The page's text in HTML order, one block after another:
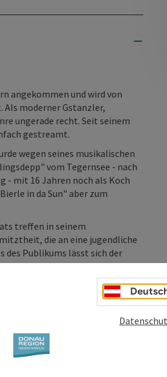
angekommen und wird von
moderner Gstanzler,
ungerade recht. Seit seinem
gestreamt.
wegen seines musikalischen
vom Tegernsee - nach
mit 16 Jahren noch als Koch
in da Sun" aber zum
treffen in seinem
die an eine jugendliche
des Publikums lässt sich der
was ihm das Leben und die
"Wackelkontakt". "Es duad
auf de Tour".